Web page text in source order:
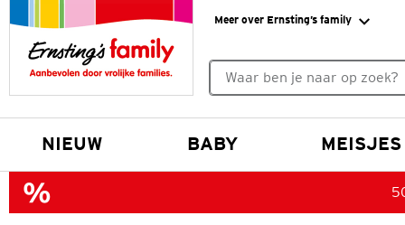
Meer over Ernsting’s family
NIEUW BABY MEISJES